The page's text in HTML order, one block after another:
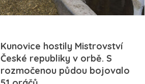
Kunovice hostily Mistrovství
České republiky v orbě. S
rozmočenou půdou bojovalo